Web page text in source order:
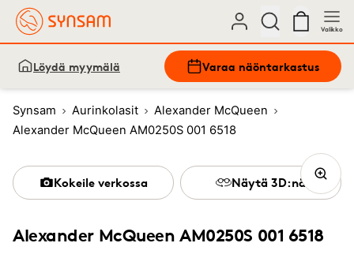
Valikko
Löydä myymälä Varaa näöntarkastus
Synsam Aurinkolasit
Alexander McQueen
Alexander McQueen AM0250S 001 6518
Alexander McQueen AM0250S 001 6518
Kokeile verkossa Näytä 3D:nä